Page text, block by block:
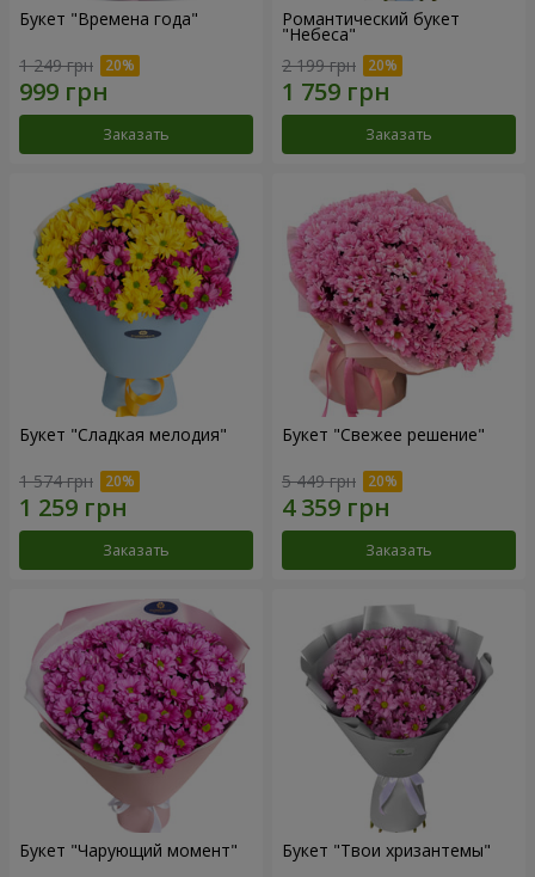
Букет "Времена года"
1 249 грн
Заказать
Романтический букет
"Небеса"
2 199 грн
Заказать
Букет "Сладкая мелодия"
1 574 грн
Заказать
Букет "Свежее решение"
5 449 грн
Заказать
Букет "Чарующий момент" Букет "Твои хризантемы"